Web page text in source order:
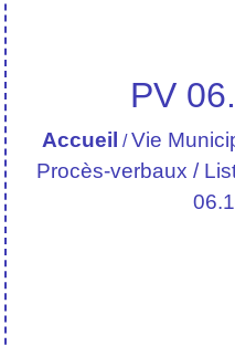
PV
Accueil /Vie
Procès-verbaux /